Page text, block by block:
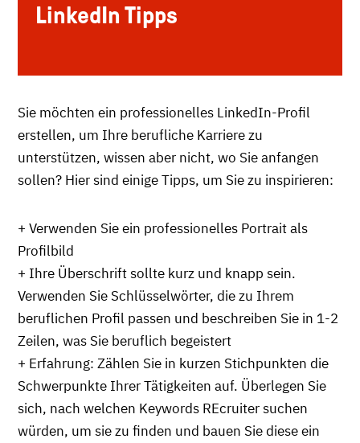
LinkedIn Tipps
Sie möchten ein professionelles LinkedIn-Profil
erstellen, um Ihre berufliche Karriere zu
unterstützen, wissen aber nicht, wo Sie anfangen
sollen? Hier sind einige Tipps, um Sie zu inspirieren:
+ Verwenden Sie ein professionelles Portrait als
Profilbild
+ Ihre Überschrift sollte kurz und knapp sein.
Verwenden Sie Schlüsselwörter, die zu Ihrem
beruflichen Profil passen und beschreiben Sie in 1-2
Zeilen, was Sie beruflich begeistert
+ Erfahrung: Zählen Sie in kurzen Stichpunkten die
Schwerpunkte Ihrer Tätigkeiten auf. Überlegen Sie
sich, nach welchen Keywords REcruiter suchen
würden, um sie zu finden und bauen Sie diese ein